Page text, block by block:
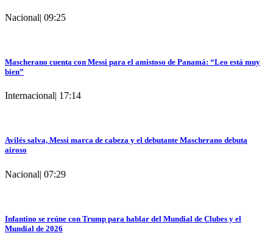
Nacional| 09:25
Mascherano cuenta con Messi para el amistoso de Panamá: “Leo está muy
bien”
Internacional| 17:14
Avilés salva, Messi marca de cabeza y el debutante Mascherano debuta
airoso
Nacional| 07:29
Infantino se reúne con Trump para hablar del Mundial de Clubes y el
Mundial de 2026